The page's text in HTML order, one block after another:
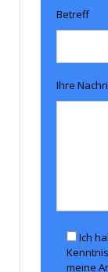
Betreff
Ihre
Ich
meine